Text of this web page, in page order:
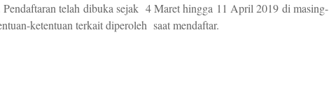
telah dibuka sejak 4 Maret hingga 11 April 2019 di masing-
ketentuan terkait diperoleh saat mendaftar.